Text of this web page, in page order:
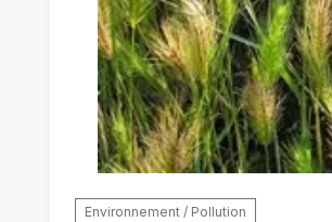
Environnement / Pollution